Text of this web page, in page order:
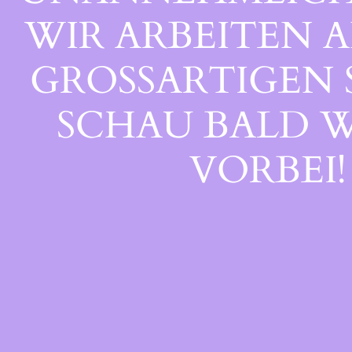
WIR ARBEITEN
GROSSARTIGEN
CHAU BALD
ORBEI!